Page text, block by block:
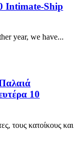
Intimate-Ship
year, we have...
10
τους κατοίκους και